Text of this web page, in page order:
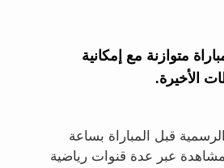
متوازنة مع إمكانية
الأخيرة.
قبل المباراة بساعة
عبر عدة قنوات رياضية